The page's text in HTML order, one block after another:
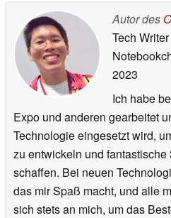
Autor des
Tech Writer
2023
Ich habe
Expo und anderen gearbeitet
Technologie eingesetzt wird,
zu entwickeln und
schaffen. Bei neuen
das mir Spaß macht, und alle
sich stets an mich, um das